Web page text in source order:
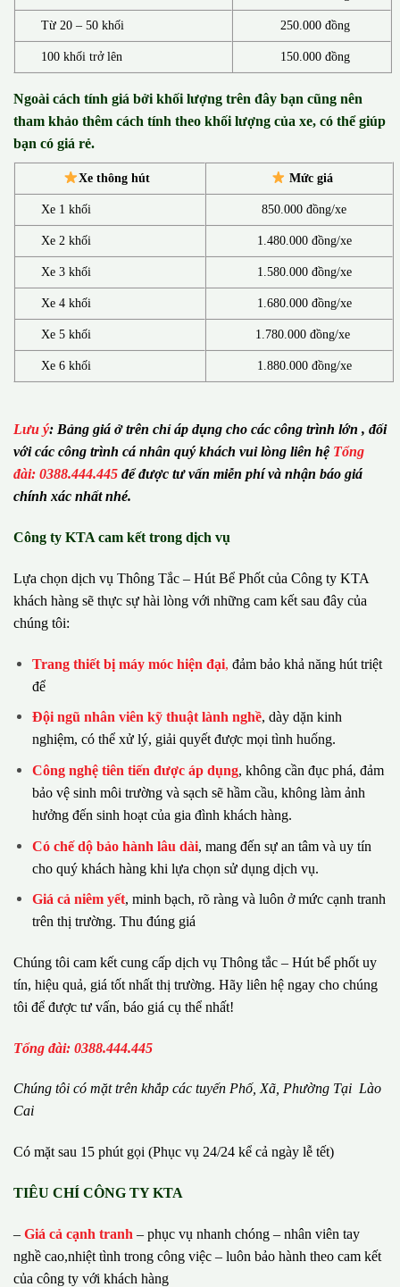
Từ 20 – 50 khối 250.000 đồng
100 khối trở lên 150.000 đồng
Ngoài cách tính giá bởi khối lượng trên đây bạn cũng nên
tham khảo thêm cách tính theo khối lượng của xe, có thể giúp
bạn có giá rẻ.
Xe thông hút Mức giá
Xe 1 khối 850.000 đồng/xe
Xe 2 khối 1.480.000 đồng/xe
Xe 3 khối 1.580.000 đồng/xe
Xe 4 khối 1.680.000 đồng/xe
Xe 5 khối 1.780.000 đồng/xe
Xe 6 khối 1.880.000 đồng/xe
Lưu ý: Bảng giá ở trên chỉ áp dụng cho các công trình lớn , đối
với các công trình cá nhân quý khách vui lòng liên hệ Tổng
đài: 0388.444.445 để được tư vấn miễn phí và nhận báo giá
chính xác nhất nhé.
Công ty KTA cam kết trong dịch vụ
Lựa chọn dịch vụ Thông Tắc – Hút Bể Phốt của Công ty KTA
khách hàng sẽ thực sự hài lòng với những cam kết sau đây của
chúng tôi:
Trang thiết bị máy móc hiện đại, đảm bảo khả năng hút triệt
để
Đội ngũ nhân viên kỹ thuật lành nghề, dày dặn kinh
nghiệm, có thể xử lý, giải quyết được mọi tình huống.
Công nghệ tiên tiến được áp dụng, không cần đục phá, đảm
bảo vệ sinh môi trường và sạch sẽ hầm cầu, không làm ảnh
hưởng đến sinh hoạt của gia đình khách hàng.
Có chế dộ bảo hành lâu dài, mang đến sự an tâm và uy tín
cho quý khách hàng khi lựa chọn sử dụng dịch vụ.
Giá cả niêm yết, minh bạch, rõ ràng và luôn ở mức cạnh tranh
trên thị trường. Thu đúng giá
Chúng tôi cam kết cung cấp dịch vụ Thông tắc – Hút bể phốt uy
tín, hiệu quả, giá tốt nhất thị trường. Hãy liên hệ ngay cho chúng
tôi để được tư vấn, báo giá cụ thể nhất!
Tổng đài: 0388.444.445
Chúng tôi có mặt trên khắp các tuyến Phố, Xã, Phường Tại Lào
Cai
Có mặt sau 15 phút gọi (Phục vụ 24/24 kể cả ngày lễ tết)
TIÊU CHÍ CÔNG TY KTA
– Giá cả cạnh tranh – phục vụ nhanh chóng – nhân viên tay
nghề cao,nhiệt tình trong công việc – luôn bảo hành theo cam kết
của công ty với khách hàng